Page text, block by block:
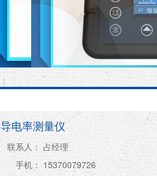
导电率测量仪
联系人： 占经理
手机： 15370079726